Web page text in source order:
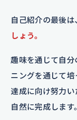
自己紹介の最後は
しょう。
趣味を通じて自
ニングを通じて
達成に向け努力い
自然に完成します。